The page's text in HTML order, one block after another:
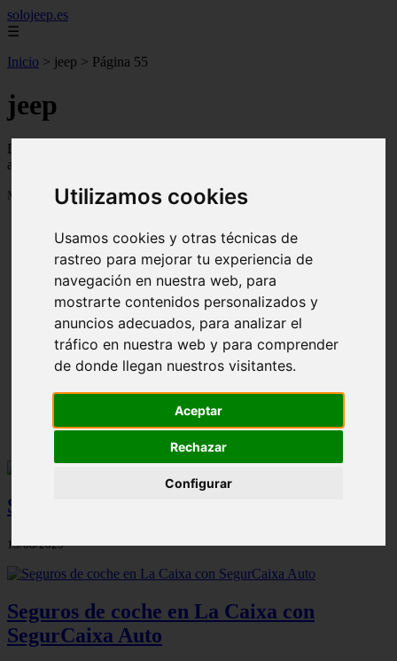
Utilizamos cookies
Usamos cookies y otras técnicas de
rastreo para mejorar tu experiencia de
navegación en nuestra web, para
mostrarte contenidos personalizados y
anuncios adecuados, para analizar el
tráfico en nuestra web y para comprender
de donde llegan nuestros visitantes.
Aceptar
Rechazar
Configurar
solojeep.es
☰
Inicio > jeep > Página 55
jeep
Descubre todas las noticias de la categoría jeep. Artículos
actualizados y contenido de calidad en solojeep.es.
Mostrando 1297 - 1320 de 3335 artículos
▷ Zona Azul Córdoba 《 Horarios y Tarifas 2024 》
Seguros de coche con Bancaja.es
13/08/2025
Seguros de coche en La Caixa con
SegurCaixa Auto